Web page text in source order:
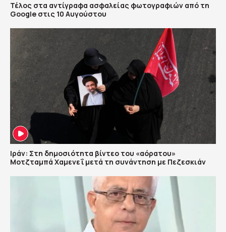
Τέλος στα αντίγραφα ασφαλείας φωτογραφιών από τη
Google στις 10 Αυγούστου
Ιράν: Στη δημοσιότητα βίντεο του «αόρατου»
Μοτζταμπά Χαμενεΐ μετά τη συνάντηση με Πεζεσκιάν